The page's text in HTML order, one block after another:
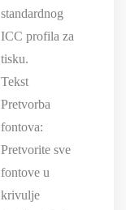
standardnog
ICC profila za
tisku.
Tekst
Pretvorba
fontova:
Pretvorite sve
fontove u
krivulje